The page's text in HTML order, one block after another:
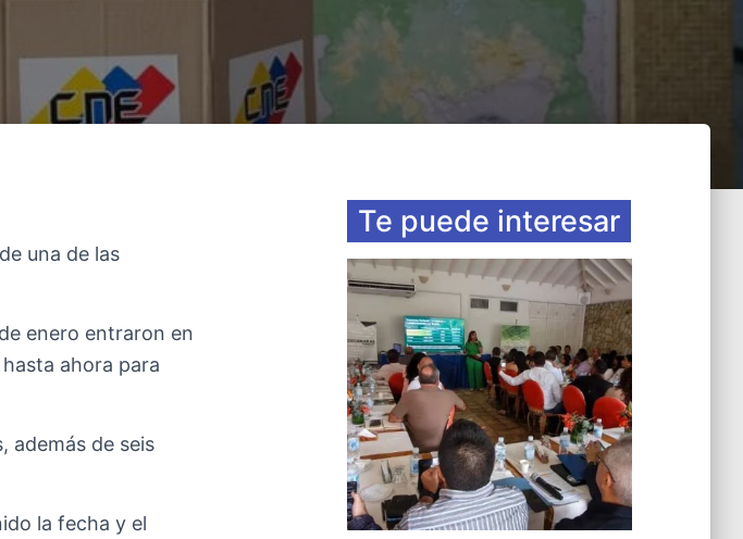
una de las
enero entraron en
ahora para
además de seis
la fecha y el
Te puede interesar